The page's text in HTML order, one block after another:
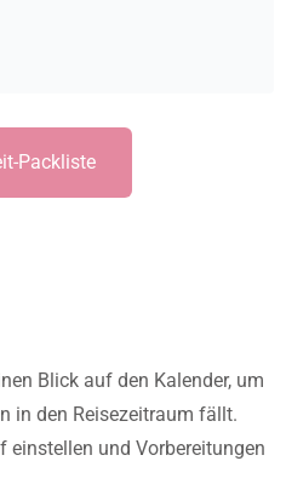
Packliste
Blick auf den Kalender, um
in den Reisezeitraum fällt.
einstellen und Vorbereitungen